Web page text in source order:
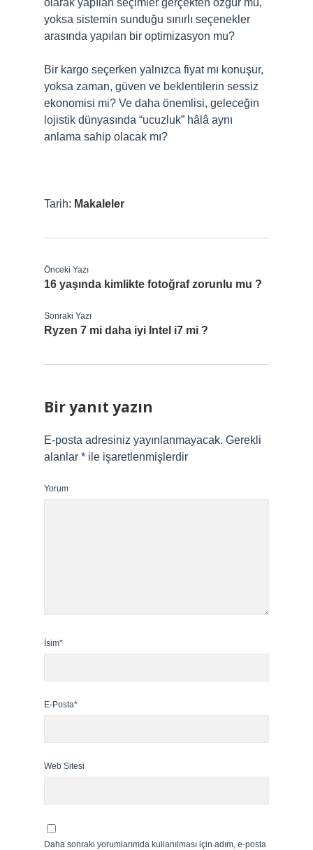
olarak yapılan seçimler gerçekten özgür mü,
yoksa sistemin sunduğu sınırlı seçenekler
arasında yapılan bir optimizasyon mu?
Bir kargo seçerken yalnızca fiyat mı konuşur,
yoksa zaman, güven ve beklentilerin sessiz
ekonomisi mi? Ve daha önemlisi, geleceğin
lojistik dünyasında “ucuzluk” hâlâ aynı
anlama sahip olacak mı?
Tarih: Makaleler
Önceki Yazı
16 yaşında kimlikte fotoğraf zorunlu mu ?
Sonraki Yazı
Ryzen 7 mi daha iyi Intel i7 mi ?
Bir yanıt yazın
E-posta adresiniz yayınlanmayacak. Gerekli
alanlar * ile işaretlenmişlerdir
Yorum
İsim*
E-Posta*
Web Sitesi
Daha sonraki yorumlarımda kullanılması için adım, e-posta